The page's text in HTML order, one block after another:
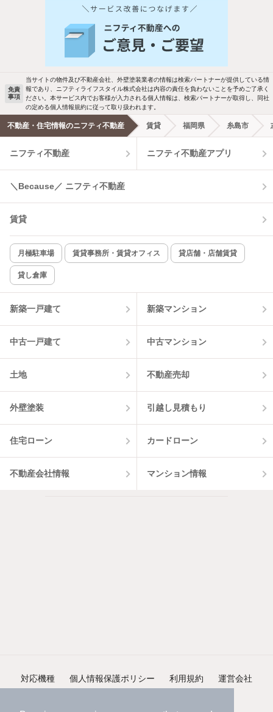
バス・トイレ別 2階以上
洗濯機置場あり 独立洗面台
エアコンあり 都市ガス
温水洗浄便座 オートロック
コンロ2口以上
新着のみ インターネット無料
該当件数:
0件
免責
事項
当サイトの物件及び不動産会社、外壁塗装業者の情報は検索パートナーが提供している情
報であり、ニフティライフスタイル株式会社は内容の責任を負わないことを予めご了承く
ださい。本サービス内でお客様が入力される個人情報は、検索パートナーが取得し、同社
の定める個人情報規約に従って取り扱われます。
不動産・住宅情報のニフティ不動産 賃貸 福岡県 糸島市
ニフティ不動産 ニフティ不動産アプリ
＼Because／ ニフティ不動産
賃貸
月極駐車場 賃貸事務所・賃貸オフィス 貸店舗・店舗賃貸
貸し倉庫
新築一戸建て 新築マンション
中古一戸建て 中古マンション
土地 不動産売却
外壁塗装 引越し見積もり
住宅ローン カードローン
不動産会社情報 マンション情報
対応機種 個人情報保護ポリシー 利用規約 運営会社